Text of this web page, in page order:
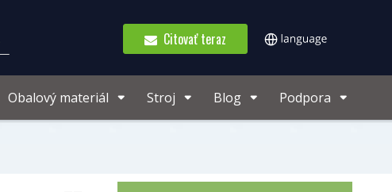
Citovať teraz
Obalový materiál Stroj Blog Podpora